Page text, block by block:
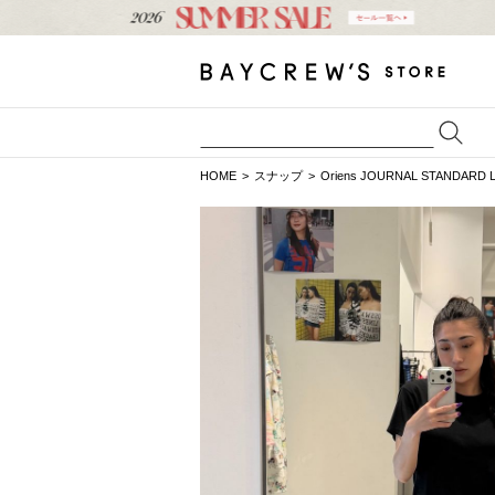
HOME スナップ Oriens JOURNAL STANDARD